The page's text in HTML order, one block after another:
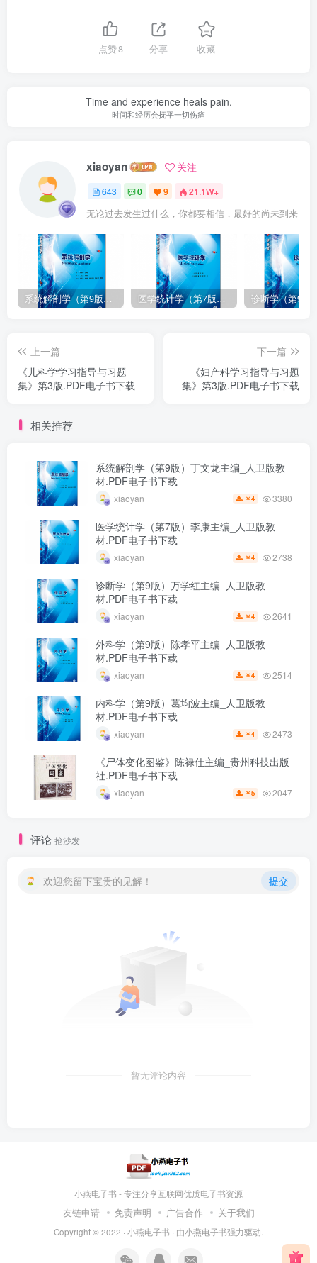
点赞8 分享 收藏
Time and experience heals pain.
时间和经历会抚平一切伤痛
xiaoyan 关注
643 0 9 21.1W+
无论过去发生过什么，你都要相信，最好的尚未到来
系统解剖学（第9版）丁文龙主编_人卫版教材.PDF电子书下载 医学统计学（第7版）李康主编_人卫版教材.PDF电子书下载
上一篇
《儿科学学习指导与习题
集》第3版.PDF电子书下载
下一篇
《妇产科学习指导与习题
集》第3版.PDF电子书下载
相关推荐
系统解剖学（第9版）丁文龙主编_人卫版教
材.PDF电子书下载
xiaoyan ￥4 3380
医学统计学（第7版）李康主编_人卫版教
材.PDF电子书下载
xiaoyan ￥4 2738
诊断学（第9版）万学红主编_人卫版教
材.PDF电子书下载
xiaoyan ￥4 2641
外科学（第9版）陈孝平主编_人卫版教
材.PDF电子书下载
xiaoyan ￥4 2514
内科学（第9版）葛均波主编_人卫版教
材.PDF电子书下载
xiaoyan ￥4 2473
《尸体变化图鉴》陈禄仕主编_贵州科技出版
社.PDF电子书下载
xiaoyan ￥5 2047
评论 抢沙发
欢迎您留下宝贵的见解！ 提交
暂无评论内容
小燕电子书 - 专注分享互联网优质电子书资源
友链申请 免责声明 广告合作 关于我们
Copyright © 2022 · 小燕电子书 · 由小燕电子书强力驱动.